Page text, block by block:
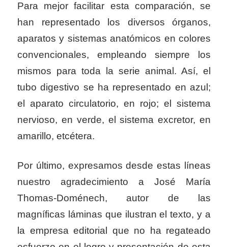
Para mejor facilitar esta comparación, se
han representado los diversos órganos,
aparatos y sistemas anatómicos en colores
convencionales, empleando siempre los
mismos para toda la serie animal. Así, el
tubo digestivo se ha representado en azul;
el aparato circulatorio, en rojo; el sistema
nervioso, en verde, el sistema excretor, en
amarillo, etcétera.
Por último, expresamos desde estas líneas
nuestro agradecimiento a José María
Thomas-Doménech, autor de las
magníficas láminas que ilustran el texto, y a
la empresa editorial que no ha regateado